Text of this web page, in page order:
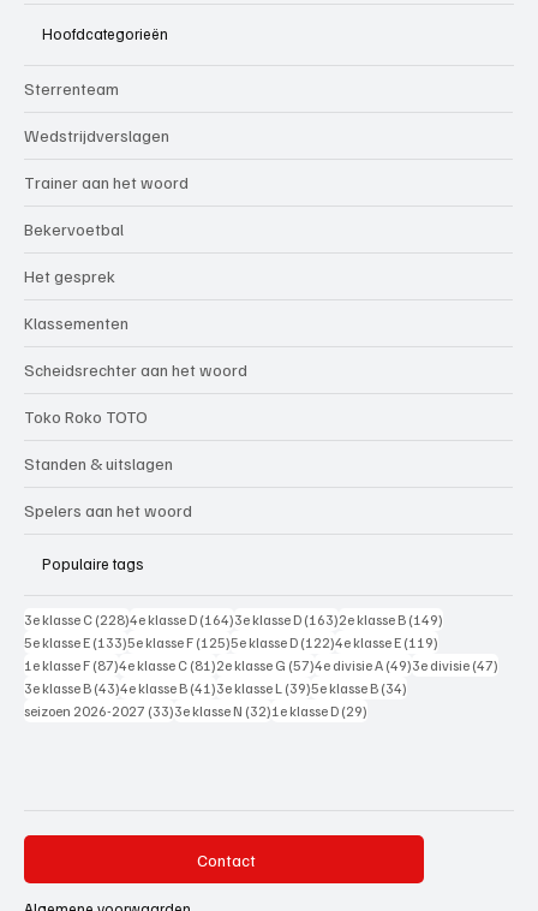
Hoofdcategorieën
Sterrenteam
Wedstrijdverslagen
Trainer aan het woord
Bekervoetbal
Het gesprek
Klassementen
Scheidsrechter aan het woord
Toko Roko TOTO
Standen & uitslagen
Spelers aan het woord
Populaire tags
3e klasse C (228)228 posts
4e klasse D (164)164 posts
3e klasse D (163)163 posts
2e klasse B (149)
5e klasse E (133)133 posts
5e klasse F (125)125 posts
5e klasse D (122)122 posts
4e klasse E (119)
1e klasse F (87)87 posts
4e klasse C (81)81 posts
2e klasse G (57)57 posts
4e divisie A (49)49 posts
3e divisie (47)
3e klasse B (43)43 posts
4e klasse B (41)41 posts
3e klasse L (39)39 posts
5e klasse B (34)
seizoen 2026-2027 (33)33 posts
3e klasse N (32)32 posts
1e klasse D (29)
Contact